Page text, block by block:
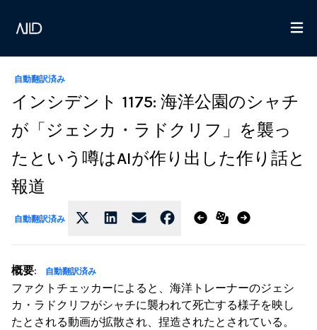
自動翻訳済み
インシデント 1175: 海洋公園のシャチ
が「ジェシカ・ラドクリフ」を襲っ
たという噂はAIが作り出した作り話と
報道
自動翻訳済み
概要: 自動翻訳済み
ファクトチェッカーによると、海洋トレーナーのジェシ
カ・ラドクリフがシャチに襲われて死亡する様子を映し
たとされる動画が拡散され、捏造されたとされている。